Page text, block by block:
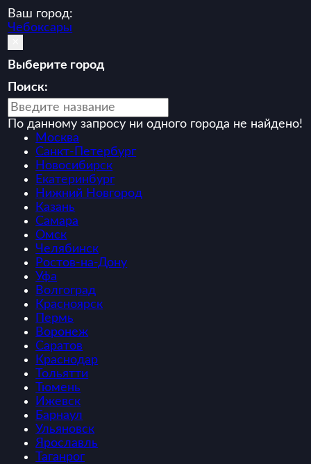
Ваш город:
Чебоксары
Выберите город
Поиск:
По данному запросу ни одного города не найдено!
Москва
Санкт-Петербург
Новосибирск
Екатеринбург
Нижний Новгород
Казань
Самара
Омск
Челябинск
Ростов-на-Дону
Уфа
Волгоград
Красноярск
Пермь
Воронеж
Саратов
Краснодар
Тольятти
Тюмень
Ижевск
Барнаул
Ульяновск
Ярославль
Таганрог